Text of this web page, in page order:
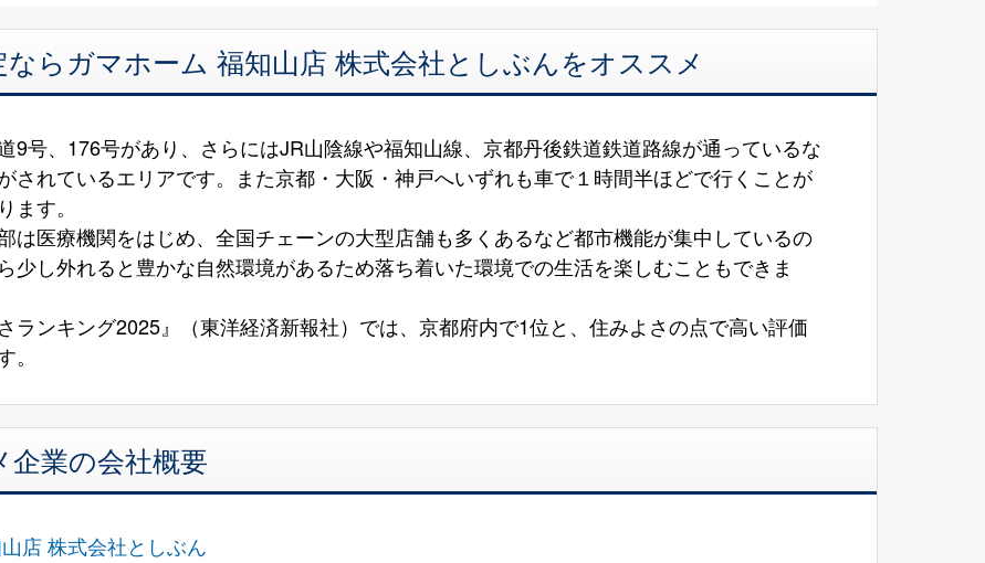
らガマホーム 福知山店 株式会社としぶんをオススメ
9号、176号があり、さらにはJR山陰線や福知山線、京都丹後鉄道鉄道路線が通っているな
されているエリアです。また京都・大阪・神戸へいずれも車で１時間半ほどで行くことが
ます。
は医療機関をはじめ、全国チェーンの大型店舗も多くあるなど都市機能が集中しているの
少し外れると豊かな自然環境があるため落ち着いた環境での生活を楽しむこともできま
ランキング2025』（東洋経済新報社）では、京都府内で1位と、住みよさの点で高い評価
業の会社概要
店 株式会社としぶん